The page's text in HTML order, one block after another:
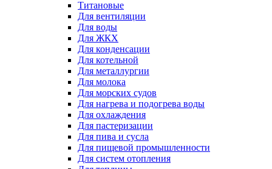
Титановые
Для вентиляции
Для воды
Для ЖКХ
Для конденсации
Для котельной
Для металлургии
Для молока
Для морских судов
Для нагрева и подогрева воды
Для охлаждения
Для пастеризации
Для пива и сусла
Для пищевой промышленности
Для систем отопления